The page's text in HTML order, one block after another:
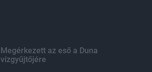
Megérkezett az eső a Duna
vízgyűjtőjére